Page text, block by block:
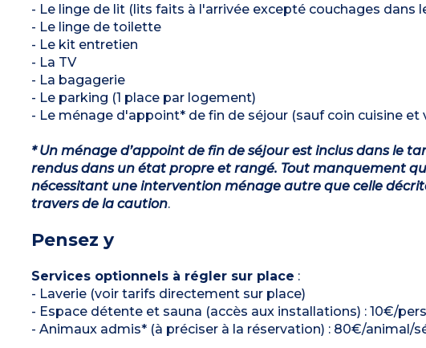
- Le linge de lit (lits faits à l'arrivée excepté couchages dans
- Le linge de toilette
- Le kit entretien
- La TV
- La bagagerie
- Le parking (1 place par logement)
- Le ménage d'appoint* de fin de séjour (sauf coin cuisine et
* Un ménage d’appoint de fin de séjour est inclus dans le
rendus dans un état propre et rangé. Tout manquement
nécessitant une intervention ménage autre que celle
travers de la caution.
Pensez y
Services optionnels à régler sur place :
- Laverie (voir tarifs directement sur place)
- Espace détente et sauna (accès aux installations) : 10€/
- Animaux admis* (à préciser à la réservation) : 80€/animal/